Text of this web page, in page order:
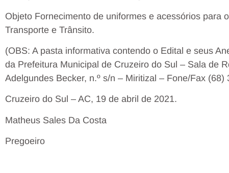
Objeto Fornecimento de uniformes e acessórios para
Transporte e Trânsito.
(OBS: A pasta informativa contendo o Edital e seus
da Prefeitura Municipal de Cruzeiro do Sul – Sala de
Adelgundes Becker, n.º s/n – Miritizal – Fone/Fax
Cruzeiro do Sul – AC, 19 de abril de 2021.
Matheus Sales Da Costa
Pregoeiro